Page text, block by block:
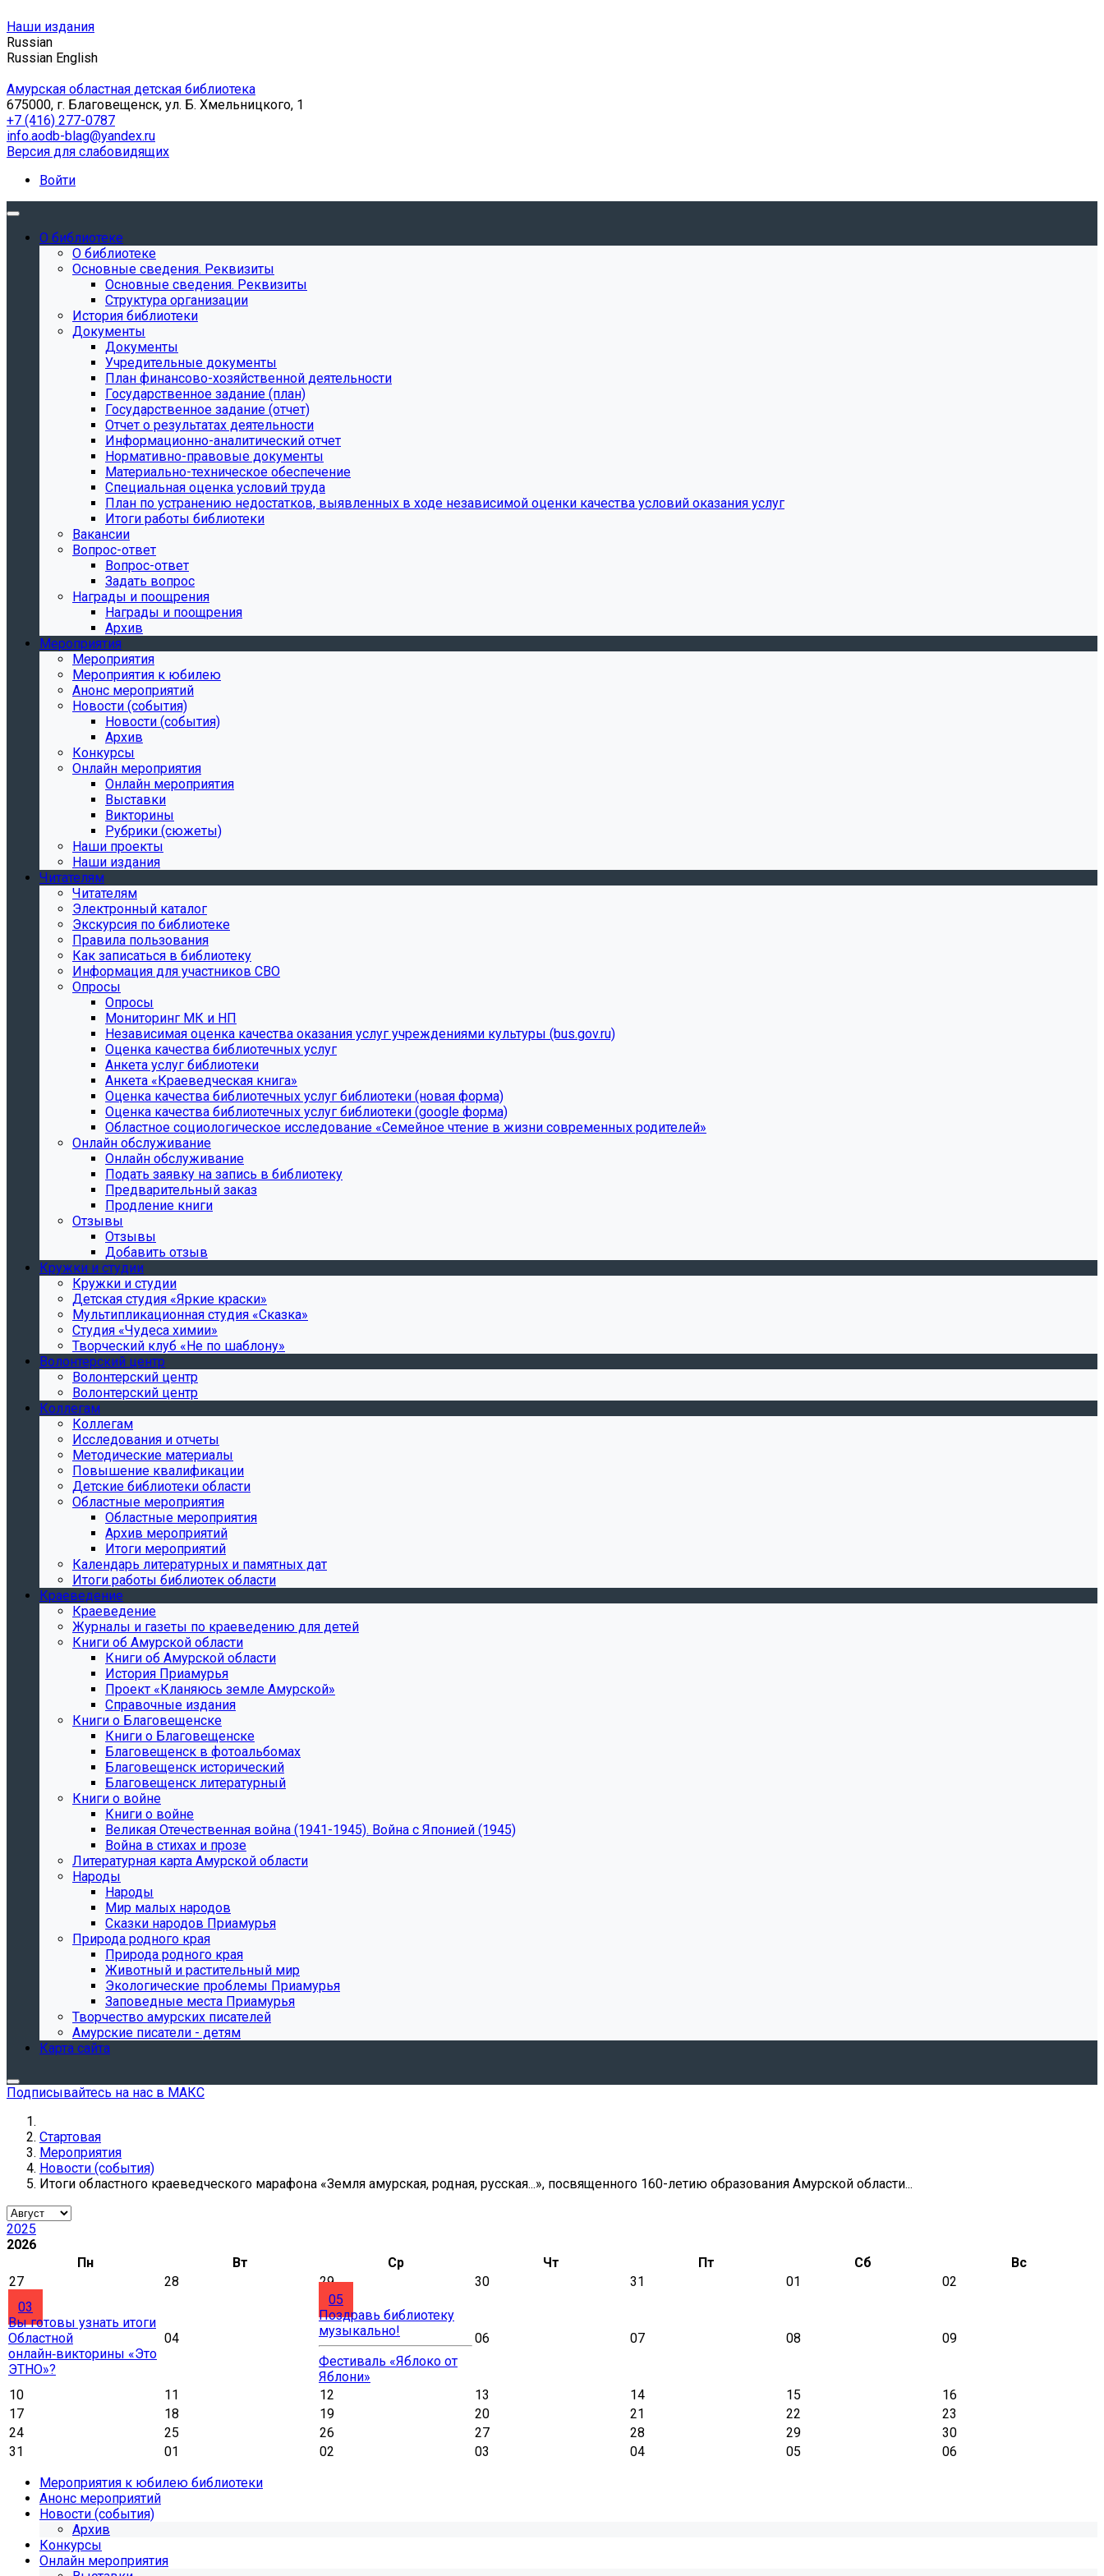
Наши издания
Russian
Russian English
Амурская областная детская библиотека
675000, г. Благовещенск, ул. Б. Хмельницкого, 1
+7 (416) 277-0787
info.aodb-blag@yandex.ru
Версия для слабовидящих
Войти
О библиотеке
О библиотеке
Основные сведения. Реквизиты
Основные сведения. Реквизиты
Структура организации
История библиотеки
Документы
Документы
Учредительные документы
План финансово-хозяйственной деятельности
Государственное задание (план)
Государственное задание (отчет)
Отчет о результатах деятельности
Информационно-аналитический отчет
Нормативно-правовые документы
Материально-техническое обеспечение
Специальная оценка условий труда
План по устранению недостатков, выявленных в ходе независимой оценки качества условий оказания услуг
Итоги работы библиотеки
Вакансии
Вопрос-ответ
Вопрос-ответ
Задать вопрос
Награды и поощрения
Награды и поощрения
Архив
Мероприятия
Мероприятия
Мероприятия к юбилею
Анонс мероприятий
Новости (события)
Новости (события)
Архив
Конкурсы
Онлайн мероприятия
Онлайн мероприятия
Выставки
Викторины
Рубрики (сюжеты)
Наши проекты
Наши издания
Читателям
Читателям
Электронный каталог
Экскурсия по библиотеке
Правила пользования
Как записаться в библиотеку
Информация для участников СВО
Опросы
Опросы
Мониторинг МК и НП
Независимая оценка качества оказания услуг учреждениями культуры (bus.gov.ru)
Оценка качества библиотечных услуг
Анкета услуг библиотеки
Анкета «Краеведческая книга»
Oценка качества библиотечных услуг библиотеки (новая форма)
Oценка качества библиотечных услуг библиотеки (google форма)
Областное социологическое исследование «Семейное чтение в жизни современных родителей»
Онлайн обслуживание
Онлайн обслуживание
Подать заявку на запись в библиотеку
Предварительный заказ
Продление книги
Отзывы
Отзывы
Добавить отзыв
Кружки и студии
Кружки и студии
Детская студия «Яркие краски»
Мультипликационная студия «Сказка»
Студия «Чудеса химии»
Творческий клуб «Не по шаблону»
Волонтерский центр
Волонтерский центр
Волонтерский центр
Коллегам
Коллегам
Исследования и отчеты
Методические материалы
Повышение квалификации
Детские библиотеки области
Областные мероприятия
Областные мероприятия
Архив мероприятий
Итоги мероприятий
Календарь литературных и памятных дат
Итоги работы библиотек области
Краеведение
Краеведение
Журналы и газеты по краеведению для детей
Книги об Амурской области
Книги об Амурской области
История Приамурья
Проект «Кланяюсь земле Амурской»
Справочные издания
Книги о Благовещенске
Книги о Благовещенске
Благовещенск в фотоальбомах
Благовещенск исторический
Благовещенск литературный
Книги о войне
Книги о войне
Великая Отечественная война (1941-1945). Война с Японией (1945)
Война в стихах и прозе
Литературная карта Амурской области
Народы
Народы
Мир малых народов
Сказки народов Приамурья
Природа родного края
Природа родного края
Животный и растительный мир
Экологические проблемы Приамурья
Заповедные места Приамурья
Творчество амурских писателей
Амурские писатели - детям
Карта сайта
Подписывайтесь на нас в МАКС
Стартовая
Мероприятия
Новости (события)
Итоги областного краеведческого марафона «Земля амурская, родная, русская...», посвященного 160-летию образования Амурской области...
2025
2026
Пн
Вт Ср Чт Пт Сб
Вс
27
28 29 30 31 01
02
03
Вы готовы узнать итоги
Областной
онлайн‑викторины «Это
ЭТНО»?
04
05
Поздравь библиотеку
музыкально!
Фестиваль «Яблоко от
Яблони»
06 07 08 09
10 11 12 13 14 15
16
17
18 19 20 21 22
23
24
25 26 27 28 29
30
31
01 02 03 04 05
06
Мероприятия к юбилею библиотеки
Анонс мероприятий
Новости (события)
Архив
Конкурсы
Онлайн мероприятия